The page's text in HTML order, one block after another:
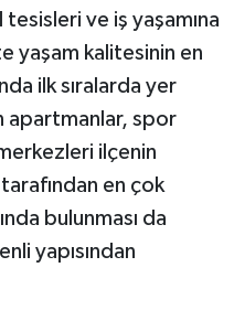
ve iş yaşamına
yaşam kalitesinin en
ilk sıralarda yer
apartmanlar, spor
ilçenin
en çok
bulunması da
yapısından